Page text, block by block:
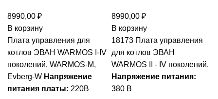
8990,00 ₽
В корзину
Плата управления для
котлов ЭВАН WARMOS I-IV
поколений, WARMOS-M,
Evberg-W Напряжение
питания платы: 220В
8990,00 ₽
В корзину
18173 Плата управления
для котлов ЭВАН
WARMOS II - IV поколений.
Напряжение питания:
380 В